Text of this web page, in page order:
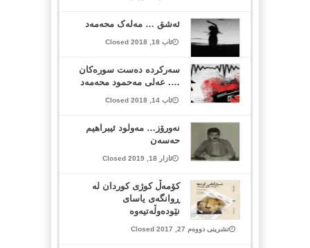
ئەشق … مەلەک محەمەد
ئاب 18, 2018 Closed
سەركردە دەست سورەكان
…. عەلی مەحمود محەمەد
ئاب 14, 2018 Closed
نەورۆز… مەولود ئیبراهیم
حەسەن
ئازار 18, 2019 Closed
کۆمەڵ کوژی کوردان لە
ڕوانگەی یاسای
نێودەوڵەتیەوە
تشرینی دووەم 27, 2017 Closed